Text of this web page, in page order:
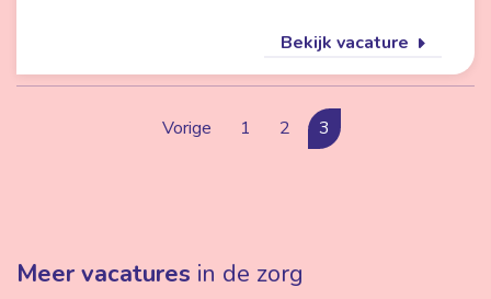
Bekijk vacature
Vorige 1 2 3
Meer vacatures in de zorg